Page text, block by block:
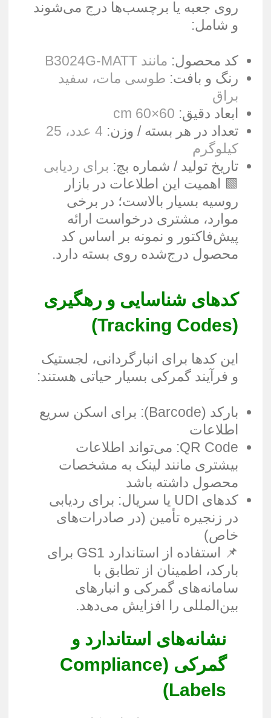
روی جعبه یا برچسب‌ها درج می‌شوند
و شامل:
کد محصول: مانند B3024G-MATT
رنگ و بافت: طوسی مات، سفید
براق
ابعاد دقیق: 60×60 cm
تعداد در هر بسته / وزن:
4 عدد، 25
کیلوگرم
تاریخ تولید / شماره بچ: برای ردیابی
🟩 اهمیت این اطلاعات در بازار
روسیه بسیار بالاست؛ در برخی
موارد، مشتری درخواست ارائه
پیش‌فاکتور و نمونه بر اساس کد
محصول درج‌شده روی بسته دارد.
کدهای شناسایی و رهگیری
(
Tracking Codes
)
این کدها برای انبارگردانی، لجستیک
و فرآیند گمرکی بسیار حیاتی هستند:
بارکد (Barcode): برای اسکن سریع
اطلاعات
QR Code: می‌تواند اطلاعات
بیشتری مانند لینک به مشخصات
محصول داشته باشد
کدهای UDI یا سریال: برای ردیابی
در زنجیره تأمین (در صادرات‌های
خاص)
📌 استفاده از استاندارد GS1 برای
بارکد، اطمینان از تطابق با
سامانه‌های گمرکی و انبارهای
بین‌المللی را افزایش می‌دهد.
نشانههای استاندارد و
گمرکی (Compliance
Labels
)